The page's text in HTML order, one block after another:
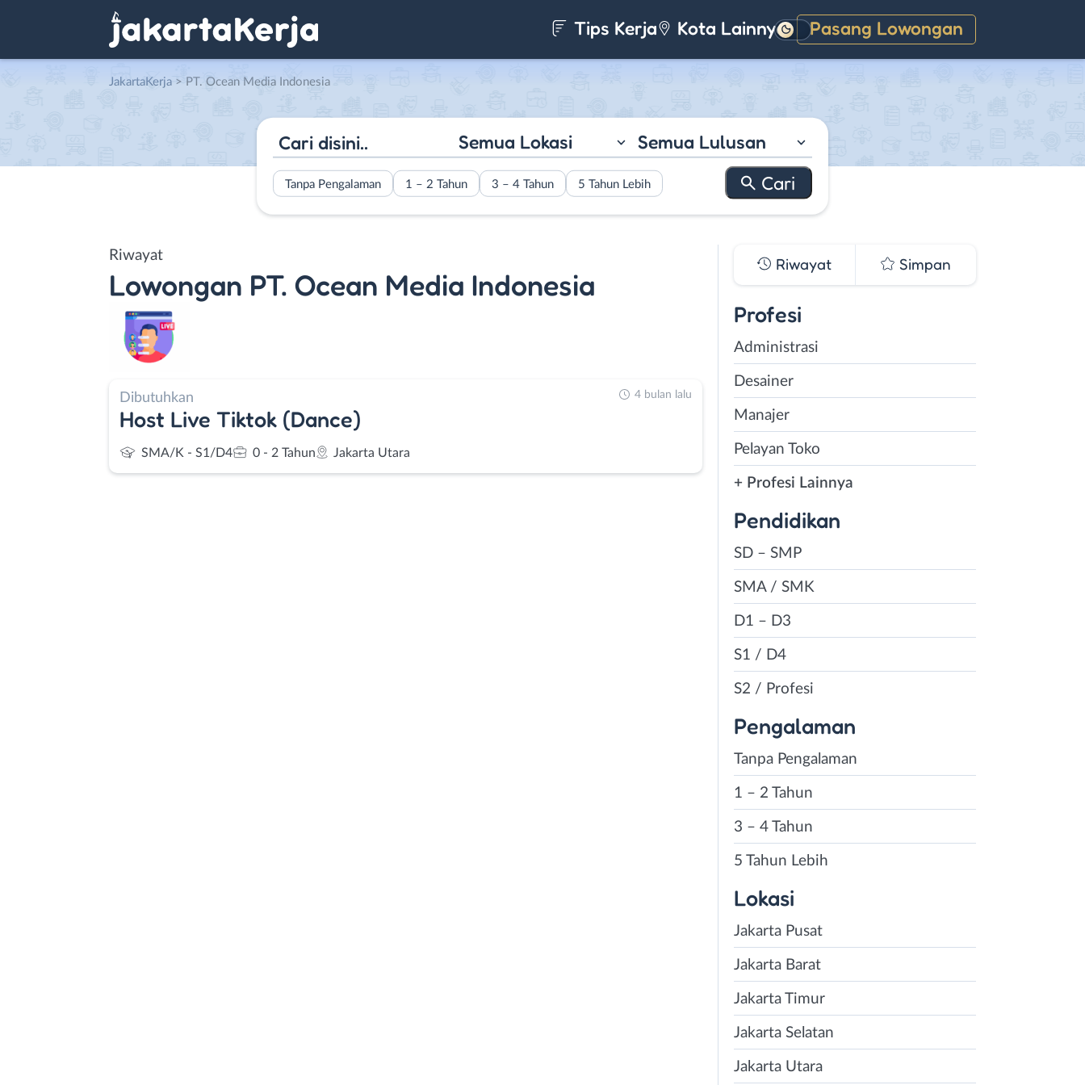
Tips Kerja Kota Lainnya Pasang Lowongan
Gelap
JakartaKerja > PT. Ocean Media Indonesia
Semua Lokasi Semua Lulusan
Tanpa Pengalaman 1 – 2 Tahun 3 – 4 Tahun 5 Tahun Lebih
Riwayat
Lowongan PT. Ocean Media Indonesia
Dibutuhkan
Host Live Tiktok (Dance)
SMA/K - S1/D4 0 - 2 Tahun Jakarta Utara
4 bulan lalu
Riwayat Simpan
Profesi
Administrasi
Desainer
Manajer
Pelayan Toko
+ Profesi Lainnya
Pendidikan
SD – SMP
SMA / SMK
D1 – D3
S1 / D4
S2 / Profesi
Pengalaman
Tanpa Pengalaman
1 – 2 Tahun
3 – 4 Tahun
5 Tahun Lebih
Lokasi
Jakarta Pusat
Jakarta Barat
Jakarta Timur
Jakarta Selatan
Jakarta Utara